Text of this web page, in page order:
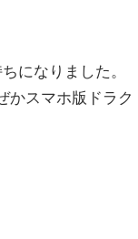
になりました。
かスマホ版ドラク